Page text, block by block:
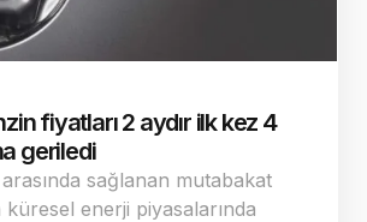
fiyatları 2 aydır ilk kez 4
geriledi
sağlanan mutabakat
küresel enerji piyasalarında